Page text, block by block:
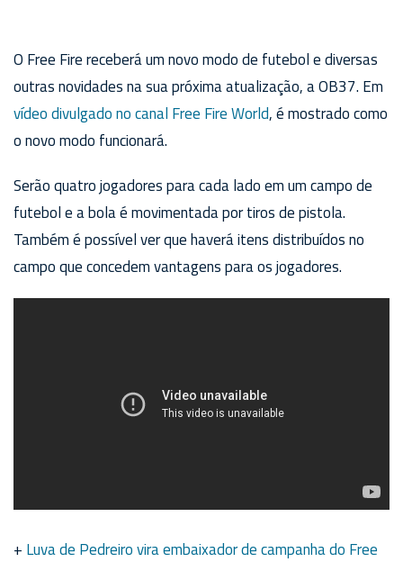
O Free Fire receberá um novo modo de futebol e diversas
outras novidades na sua próxima atualização, a OB37. Em
vídeo divulgado no canal Free Fire World, é mostrado como
o novo modo funcionará.
Serão quatro jogadores para cada lado em um campo de
futebol e a bola é movimentada por tiros de pistola.
Também é possível ver que haverá itens distribuídos no
campo que concedem vantagens para os jogadores.
+ Luva de Pedreiro vira embaixador de campanha do Free